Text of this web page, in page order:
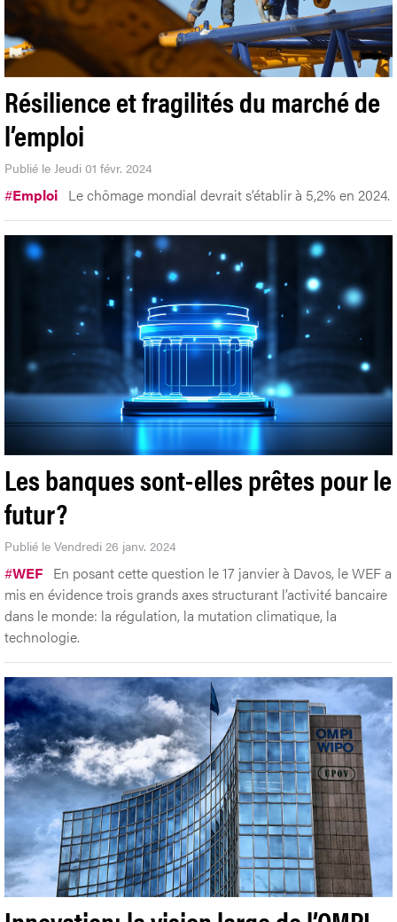
Résilience et fragilités du marché de
l’emploi
Publié le Jeudi 01 févr. 2024
#Emploi Le chômage mondial devrait s’établir à 5,2% en 2024.
Les banques sont-elles prêtes pour le
futur?
Publié le Vendredi 26 janv. 2024
#WEF En posant cette question le 17 janvier à Davos, le WEF a
mis en évidence trois grands axes structurant l’activité bancaire
dans le monde: la régulation, la mutation climatique, la
technologie.